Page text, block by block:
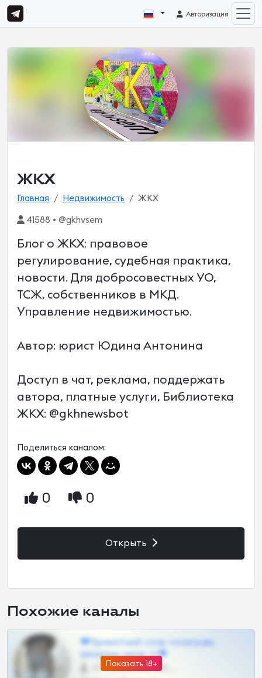
Авторизация
ЖКХ
Главная Недвижимость ЖКХ
41588 • @gkhvsem
Блог о ЖКХ: правовое
регулирование, судебная практика,
новости. Для добросовестных УО,
ТСЖ, собственников в МКД.
Управление недвижимостью.
Автор: юрист Юдина Антонина
Доступ в чат, реклама, поддержать
автора, платные услуги, Библиотека
ЖКХ: @gkhnewsbot
Поделиться каналом:
0 0
Открыть
Похожие каналы
Показать 18+
❤Приватный слив телеграм,
шкодных шкур тг❤
57 •